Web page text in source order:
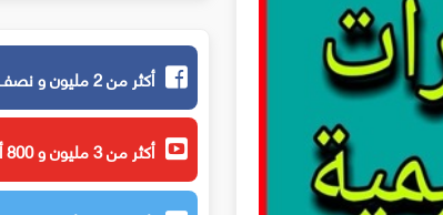
أكثر من 2 مليون و نصف معجب
أكثر من 3 مليون و 800 ألف متابع